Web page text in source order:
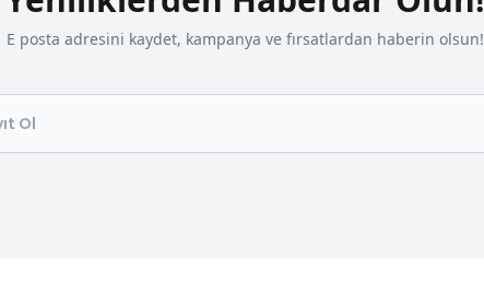
E posta adresini kaydet, kampanya ve fırsatlardan haberin olsun!